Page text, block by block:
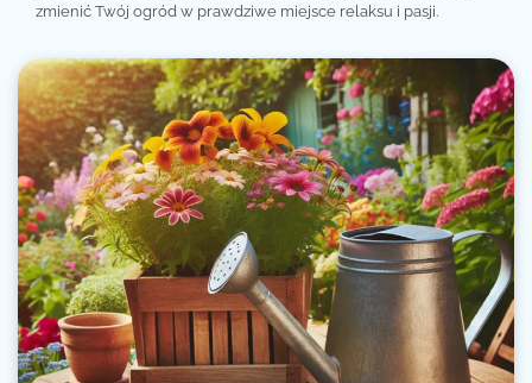
zmienić Twój ogród w prawdziwe miejsce relaksu i pasji.